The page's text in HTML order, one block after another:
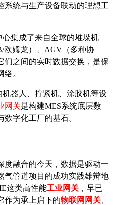
系统与生产设备联动的理想工
集成了来自全球的堆垛机
欧姆龙）、AGV（多种协
们之间的实时数据交换，是保
。
器人、拧紧机、涂胶机等设
网关是构建MES系统底层数
字化工厂的基石。
度融合的今天，数据是驱动一
气管道项目的成功实践雄辩地
这类高性能工业网关 ，早已
作为承上启下的物联网网关